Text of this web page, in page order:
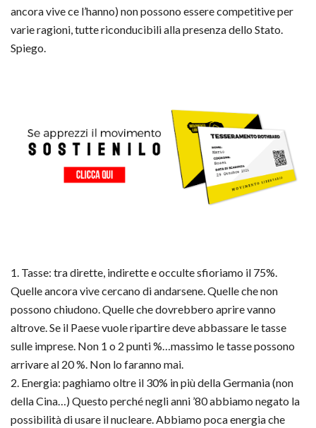
ancora vive ce l’hanno) non possono essere competitive per
varie ragioni, tutte riconducibili alla presenza dello Stato.
Spiego.
1. Tasse: tra dirette, indirette e occulte sfioriamo il 75%.
Quelle ancora vive cercano di andarsene. Quelle che non
possono chiudono. Quelle che dovrebbero aprire vanno
altrove. Se il Paese vuole ripartire deve abbassare le tasse
sulle imprese. Non 1 o 2 punti %…massimo le tasse possono
arrivare al 20 %. Non lo faranno mai.
2. Energia: paghiamo oltre il 30% in più della Germania (non
della Cina…) Questo perché negli anni ’80 abbiamo negato la
possibilità di usare il nucleare. Abbiamo poca energia che